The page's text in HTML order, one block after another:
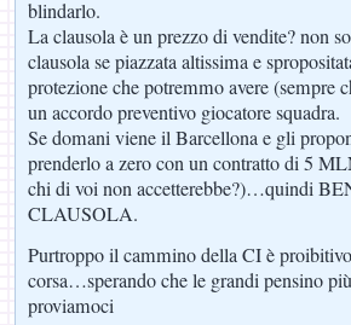
blindarlo.
La clausola è un prezzo di vendite? non
clausola se piazzata altissima e
protezione che potremmo avere (sempre
un accordo preventivo giocatore squadra.
Se domani viene il Barcellona e gli
prenderlo a zero con un contratto di 5
chi di voi non accetterebbe?)…quindi
CLAUSOLA.
Purtroppo il cammino della CI è
corsa…sperando che le grandi pensino
proviamoci